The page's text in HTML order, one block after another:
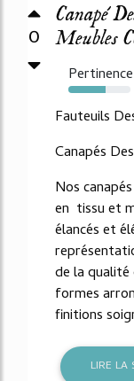
0
Canapé
Meubles
Pertinence
60%
Fauteuils
Canapés
Nos
en tissu et
élancés et
de la qualité
formes
finitions
LIRE LA